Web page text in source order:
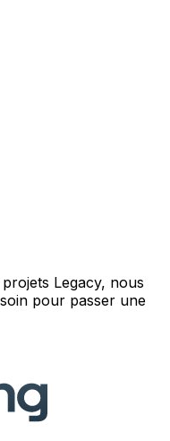
Legacy, nous
pour passer une